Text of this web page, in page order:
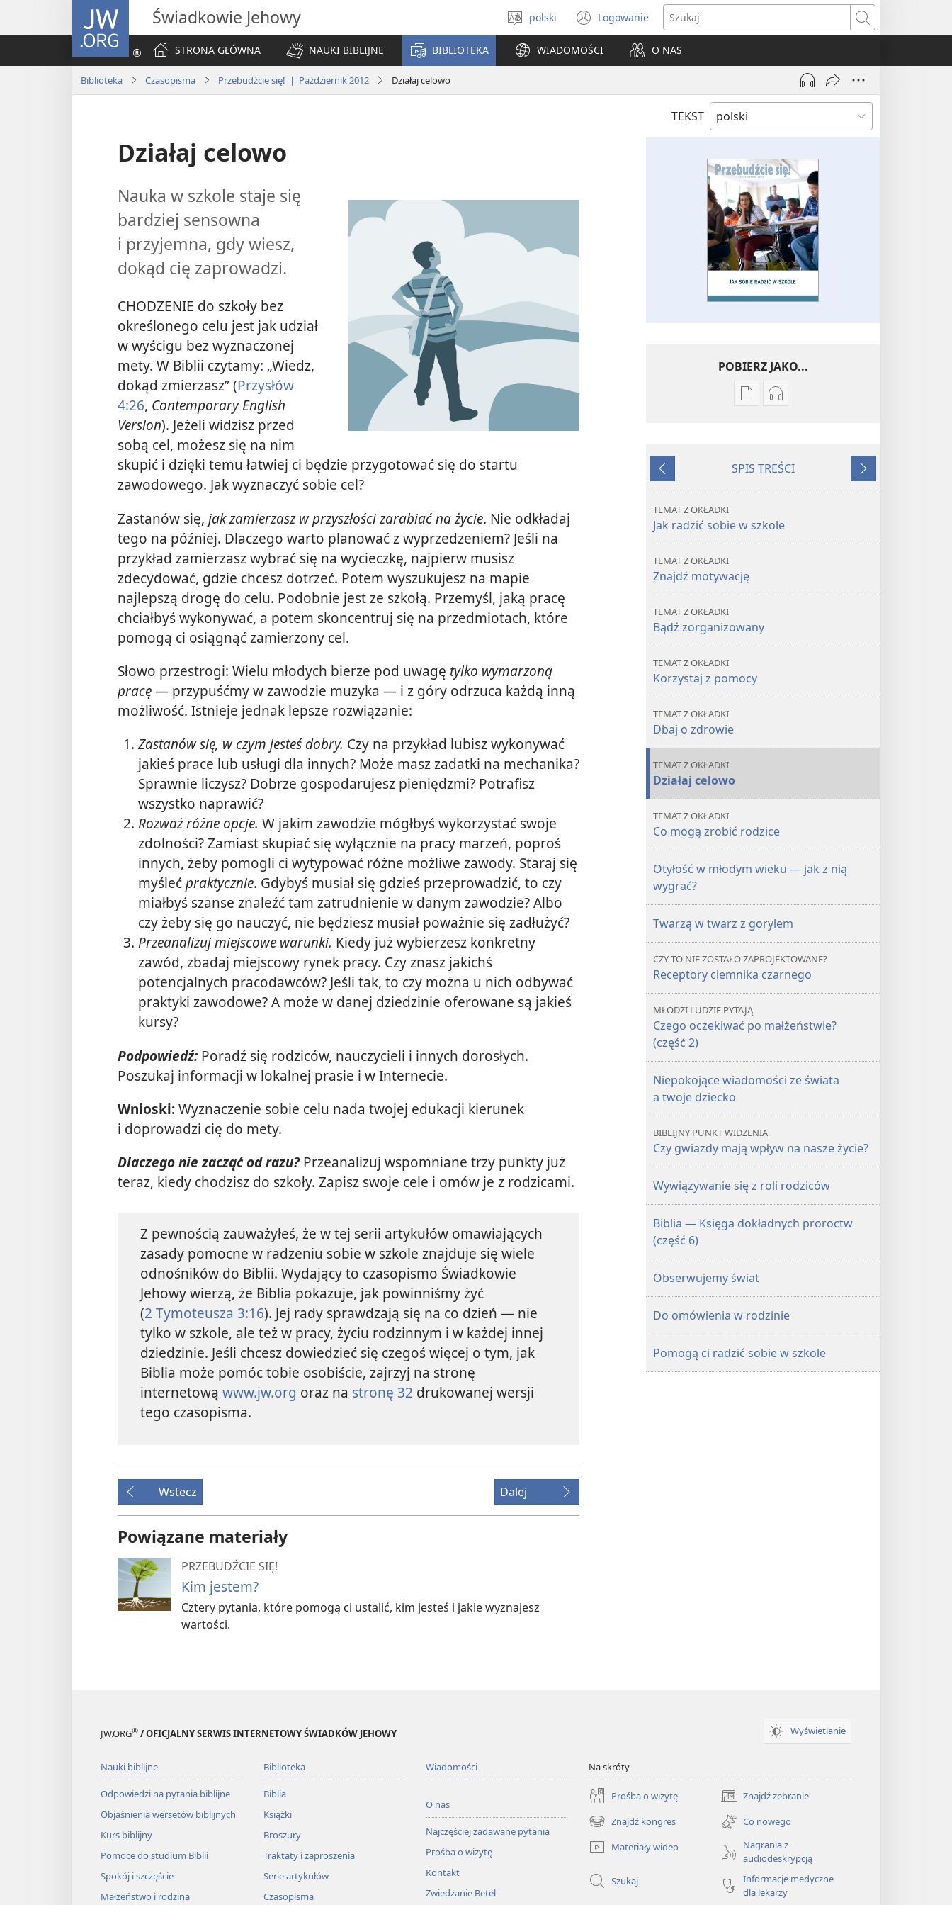
JW.ORG Świadkowie Jehowy
Wybór
języka
polski Logowanie
(opens
new
window)
Szukaj
STRONA GŁÓWNA
NAUKI BIBLIJNE BIBLIOTEKA WIADOMOŚCI O NAS
Biblioteka Czasopisma Przebudźcie się! | Październik 2012 Działaj celowo
TEKST
Działaj celowo
Nauka w szkole staje się
bardziej sensowna
i przyjemna, gdy wiesz,
dokąd cię zaprowadzi.
CHODZENIE do szkoły bez
określonego celu jest jak udział
w wyścigu bez wyznaczonej
mety. W Biblii czytamy: „Wiedz,
dokąd zmierzasz” (Przysłów
4:26, Contemporary English
Version). Jeżeli widzisz przed
sobą cel, możesz się na nim
skupić i dzięki temu łatwiej ci będzie przygotować się do startu
zawodowego. Jak wyznaczyć sobie cel?
Zastanów się, jak zamierzasz w przyszłości zarabiać na życie. Nie odkładaj
tego na później. Dlaczego warto planować z wyprzedzeniem? Jeśli na
przykład zamierzasz wybrać się na wycieczkę, najpierw musisz
zdecydować, gdzie chcesz dotrzeć. Potem wyszukujesz na mapie
najlepszą drogę do celu. Podobnie jest ze szkołą. Przemyśl, jaką pracę
chciałbyś wykonywać, a potem skoncentruj się na przedmiotach, które
pomogą ci osiągnąć zamierzony cel.
Słowo przestrogi: Wielu młodych bierze pod uwagę tylko wymarzoną
pracę— przypuśćmy w zawodzie muzyka — i z góry odrzuca każdą inną
możliwość. Istnieje jednak lepsze rozwiązanie:
Zastanów się, w czym jesteś dobry. Czy na przykład lubisz wykonywać
jakieś prace lub usługi dla innych? Może masz zadatki na mechanika?
Sprawnie liczysz? Dobrze gospodarujesz pieniędzmi? Potrafisz
wszystko naprawić?
Rozważ różne opcje. W jakim zawodzie mógłbyś wykorzystać swoje
zdolności? Zamiast skupiać się wyłącznie na pracy marzeń, poproś
innych, żeby pomogli ci wytypować różne możliwe zawody. Staraj się
myślećpraktycznie. Gdybyś musiał się gdzieś przeprowadzić, to czy
miałbyś szanse znaleźć tam zatrudnienie w danym zawodzie? Albo
czy żeby się go nauczyć, nie będziesz musiał poważnie się zadłużyć?
Przeanalizuj miejscowe warunki. Kiedy już wybierzesz konkretny
zawód, zbadaj miejscowy rynek pracy. Czy znasz jakichś
potencjalnych pracodawców? Jeśli tak, to czy można u nich odbywać
praktyki zawodowe? A może w danej dziedzinie oferowane są jakieś
kursy?
Podpowiedź:Poradź się rodziców, nauczycieli i innych dorosłych.
Poszukaj informacji w lokalnej prasie i w Internecie.
Wnioski:Wyznaczenie sobie celu nada twojej edukacji kierunek
i doprowadzi cię do mety.
Dlaczego nie zacząć od razu?Przeanalizuj wspomniane trzy punkty już
teraz, kiedy chodzisz do szkoły. Zapisz swoje cele i omów je z rodzicami.
Z pewnością zauważyłeś, że w tej serii artykułów omawiających
zasady pomocne w radzeniu sobie w szkole znajduje się wiele
odnośników do Biblii. Wydający to czasopismo Świadkowie
Jehowy wierzą, że Biblia pokazuje, jak powinniśmy żyć
(2 Tymoteusza 3:16). Jej rady sprawdzają się na co dzień — nie
tylko w szkole, ale też w pracy, życiu rodzinnym i w każdej innej
dziedzinie. Jeśli chcesz dowiedzieć się czegoś więcej o tym, jak
Biblia może pomóc tobie osobiście, zajrzyj na stronę
internetową www.jw.org oraz na stronę 32 drukowanej wersji
tego czasopisma.
Wstecz Dalej
Powiązane materiały
PRZEBUDŹCIE SIĘ!
Kim jestem?
Cztery pytania, które pomogą ci ustalić, kim jesteś i jakie wyznajesz
wartości.
POBIERZ JAKO...
Ustawienia
PRZEBUDŹCIE
sobie
Ustawienia
PRZEBUDŹCIE
sobie
Wstecz
SPIS TREŚCI
Dalej
TEMAT Z OKŁADKI
Jak radzić sobie w szkole
TEMAT Z OKŁADKI
Znajdź motywację
TEMAT Z OKŁADKI
Bądź zorganizowany
TEMAT Z OKŁADKI
Korzystaj z pomocy
TEMAT Z OKŁADKI
Dbaj o zdrowie
TEMAT Z OKŁADKI
Działaj celowo
TEMAT Z OKŁADKI
Co mogą zrobić rodzice
Otyłość w młodym wieku — jak z nią
wygrać?
Twarzą w twarz z gorylem
CZY TO NIE ZOSTAŁO ZAPROJEKTOWANE?
Receptory ciemnika czarnego
MŁODZI LUDZIE PYTAJĄ
Czego oczekiwać po małżeństwie?
(część 2)
Niepokojące wiadomości ze świata
a twoje dziecko
BIBLIJNY PUNKT WIDZENIA
Czy gwiazdy mają wpływ na nasze życie?
Wywiązywanie się z roli rodziców
Biblia — Księga dokładnych proroctw
(część 6)
Obserwujemy świat
Do omówienia w rodzinie
Pomogą ci radzić sobie w szkole
JW.ORG® / OFICJALNY SERWIS INTERNETOWY ŚWIADKÓW JEHOWY Wyświetlanie
Nauki biblijne
Odpowiedzi na pytania biblijne
Objaśnienia wersetów biblijnych
Kurs biblijny
Pomoce do studium Biblii
Spokój i szczęście
Małżeństwo i rodzina
Biblioteka
Biblia
Książki
Broszury
Traktaty i zaproszenia
Serie artykułów
Czasopisma
Wiadomości
O nas
Najczęściej zadawane pytania
Prośba o wizytę
Kontakt
Zwiedzanie Betel
Na skróty
Prośba o wizytę Znajdź zebranie
(opens
new
window)
Znajdź kongres
(opens
new
window)
Co nowego
Materiały wideo
Nagrania z
audiodeskrypcją
Szukaj
Informacje medyczne
dla lekarzy